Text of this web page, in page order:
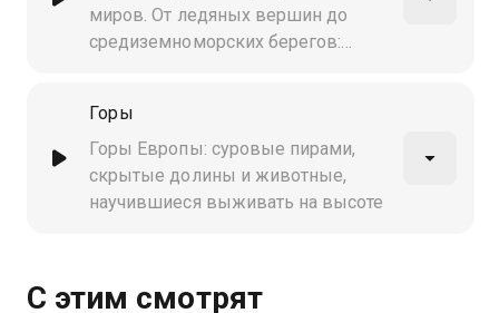
миров. От ледяных вершин до
средиземноморских берегов:
Горы
Горы Европы: суровые пирами,
скрытые долины и животные,
научившиеся выживать на высоте
С этим смотрят